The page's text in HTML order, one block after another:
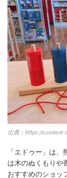
出典：https://
「エドゥー」は
は木のぬくもりや
おすすめのショッ